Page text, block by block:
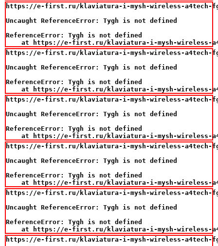
https://e-first.ru/klaviatura-i-mysh-wireless-a4tech-
Uncaught ReferenceError: Tygh is not defined
ReferenceError: Tygh is not defined
at https://e-first.ru/klaviatura-i-mysh-
https://e-first.ru/klaviatura-i-mysh-wireless-a4tech-
Uncaught ReferenceError: Tygh is not defined
ReferenceError: Tygh is not defined
at https://e-first.ru/klaviatura-i-mysh-
https://e-first.ru/klaviatura-i-mysh-wireless-a4tech-
Uncaught ReferenceError: Tygh is not defined
ReferenceError: Tygh is not defined
at https://e-first.ru/klaviatura-i-mysh-
https://e-first.ru/klaviatura-i-mysh-wireless-a4tech-
Uncaught ReferenceError: Tygh is not defined
ReferenceError: Tygh is not defined
at https://e-first.ru/klaviatura-i-mysh-
https://e-first.ru/klaviatura-i-mysh-wireless-a4tech-
Uncaught ReferenceError: Tygh is not defined
ReferenceError: Tygh is not defined
at https://e-first.ru/klaviatura-i-mysh-
https://e-first.ru/klaviatura-i-mysh-wireless-a4tech-